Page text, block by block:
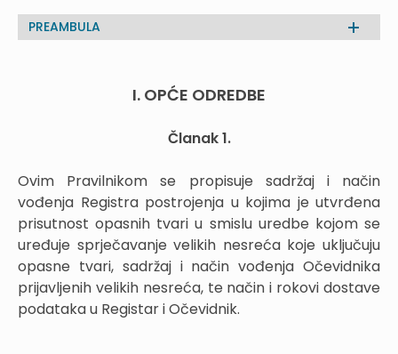
PREAMBULA
I. OPĆE ODREDBE
Članak 1.
Ovim Pravilnikom se propisuje sadržaj i način
vođenja Registra postrojenja u kojima je utvrđena
prisutnost opasnih tvari u smislu uredbe kojom se
uređuje sprječavanje velikih nesreća koje uključuju
opasne tvari, sadržaj i način vođenja Očevidnika
prijavljenih velikih nesreća, te način i rokovi dostave
podataka u Registar i Očevidnik.